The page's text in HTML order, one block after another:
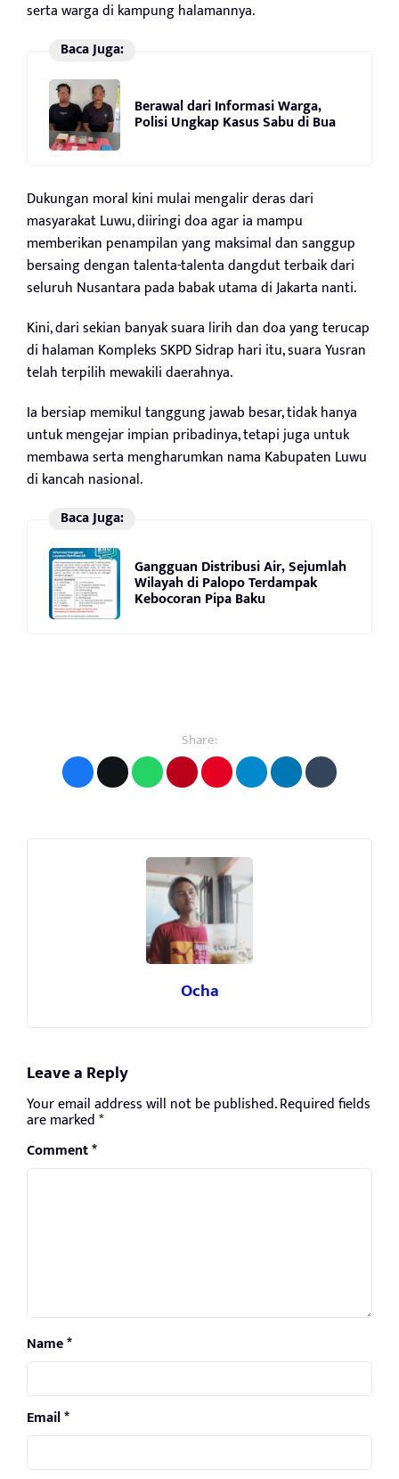
serta warga di kampung halamannya.
Baca Juga:
Berawal dari Informasi Warga,
Polisi Ungkap Kasus Sabu di Bua
Dukungan moral kini mulai mengalir deras dari
masyarakat Luwu, diiringi doa agar ia mampu
memberikan penampilan yang maksimal dan sanggup
bersaing dengan talenta-talenta dangdut terbaik dari
seluruh Nusantara pada babak utama di Jakarta nanti.
Kini, dari sekian banyak suara lirih dan doa yang terucap
di halaman Kompleks SKPD Sidrap hari itu, suara Yusran
telah terpilih mewakili daerahnya.
Ia bersiap memikul tanggung jawab besar, tidak hanya
untuk mengejar impian pribadinya, tetapi juga untuk
membawa serta mengharumkan nama Kabupaten Luwu
di kancah nasional.
Baca Juga:
Gangguan Distribusi Air, Sejumlah
Wilayah di Palopo Terdampak
Kebocoran Pipa Baku
Share:
Ocha
Leave a Reply
Your email address will not be published.Required fields
are marked*
Comment*
Name*
Email*